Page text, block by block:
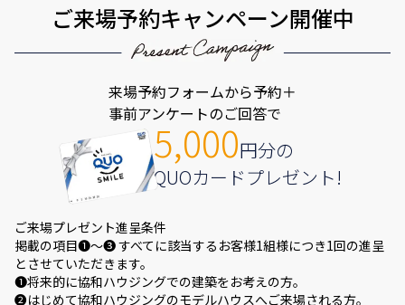
ご来場予約キャンペーン開催中
5,000円分の
QUOカードプレゼント!
来場予約フォームから予約＋
事前アンケートのご回答で
ご来場プレゼント進呈条件
掲載の項目❶～❸ すべてに該当するお客様1組様につき1回の進呈
とさせていただきます。
❶将来的に協和ハウジングでの建築をお考えの方。
❷はじめて協和ハウジングのモデルハウスへご来場される方。